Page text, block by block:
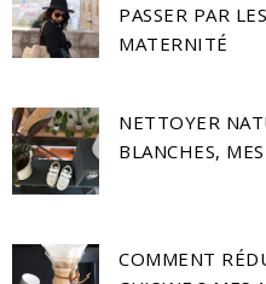
PASSER PAR
MATERNITÉ
NETTOYER
BLANCHES,
COMMENT